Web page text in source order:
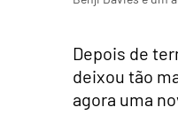
Depois de
deixou tão
agora uma